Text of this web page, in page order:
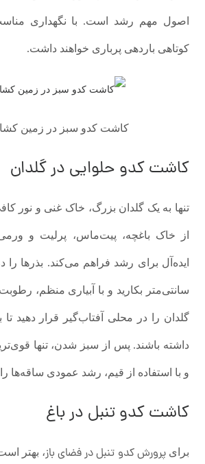
اصول مهم رشد است. با نگهداری
کوتاهی باردهی پرباری خواهند داشت.
کاشت کدو سبز در زمین
کاشت کدو حلوایی در گلدان
تنها به یک گلدان بزرگ، خاک غنی و نور
از خاک باغچه، پیت‌ماس، پرلیت و
سانتی‌متر بکارید و با آبیاری منظم،
گلدان را در محلی آفتاب‌گیر قرار دهید
داشته باشند. پس از سبز شدن، تنها
و با استفاده از قیم، رشد عمودی ساقه‌ها
کاشت کدو تنبل در باغ
برایپرورش کدو تنبل در فضای باز، بهتر